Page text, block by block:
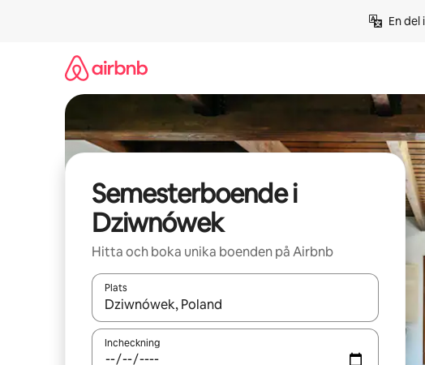
En
Semesterboende i
Dziwnówek
Hitta och boka unika boenden på Airbnb
Plats
När resultaten är tillgängliga kan du navigera med upp-
Incheckning